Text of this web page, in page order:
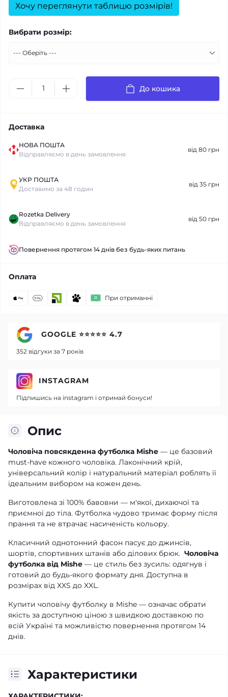
Хочу переглянути таблицю розмірів!
Вибрати розмір:
До кошика
Доставка
НОВА ПОШТА
Відправляємо в день замовлення
від 80 грн
УКР ПОШТА
Доставимо за 48 годин
від 35 грн
Rozetka Delivery
Відправляємо в день замовлення
від 50 грн
Повернення протягом 14 днів без будь-яких питань
Оплата
При отриманні
Опис
Чоловіча повсякденна футболка Mishe — це базовий
must-have кожного чоловіка. Лаконічний крій,
універсальний колір і натуральний матеріал роблять її
ідеальним вибором на кожен день.
Виготовлена зі 100% бавовни — м'якої, дихаючої та
приємної до тіла. Футболка чудово тримає форму після
прання та не втрачає насиченість кольору.
Класичний однотонний фасон пасує до джинсів,
шортів, спортивних штанів або ділових брюк. Чоловіча
футболка від Mishe — це стиль без зусиль: одягнув і
готовий до будь-якого формату дня. Доступна в
розмірах від XXS до XXL.
Купити чоловічу футболку в Mishe — означає обрати
якість за доступною ціною з швидкою доставкою по
всій Україні та можливістю повернення протягом 14
днів.
Характеристики
GOOGLE ⭐⭐⭐⭐⭐ 4.7
352 відгуки за 7 років
INSTAGRAM
Підпишись на instagram і отримай бонуси!